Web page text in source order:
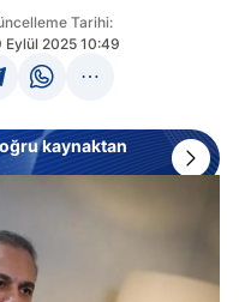
Tarihi:
Eylül 2025 10:49
kaynaktan